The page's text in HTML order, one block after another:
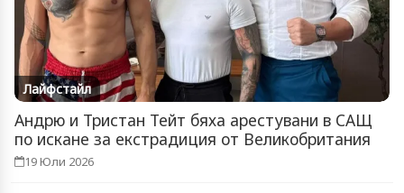
Лайфстайл
Андрю и Тристан Тейт бяха арестувани в САЩ
по искане за екстрадиция от Великобритания
19 Юли 2026